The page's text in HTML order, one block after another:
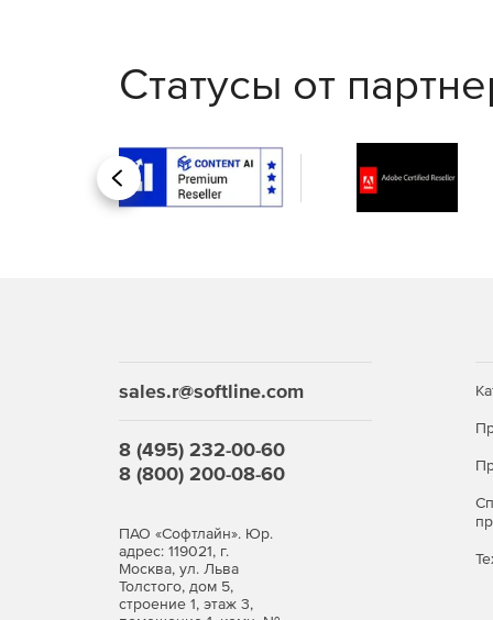
Статусы от
Назад
sales.r@softline.com
8 (495) 232-00-60
8 (800) 200-08-60
ПАО «Софтлайн». Юр.
адрес: 119021, г.
Москва, ул. Льва
Толстого, дом 5,
строение 1, этаж 3,